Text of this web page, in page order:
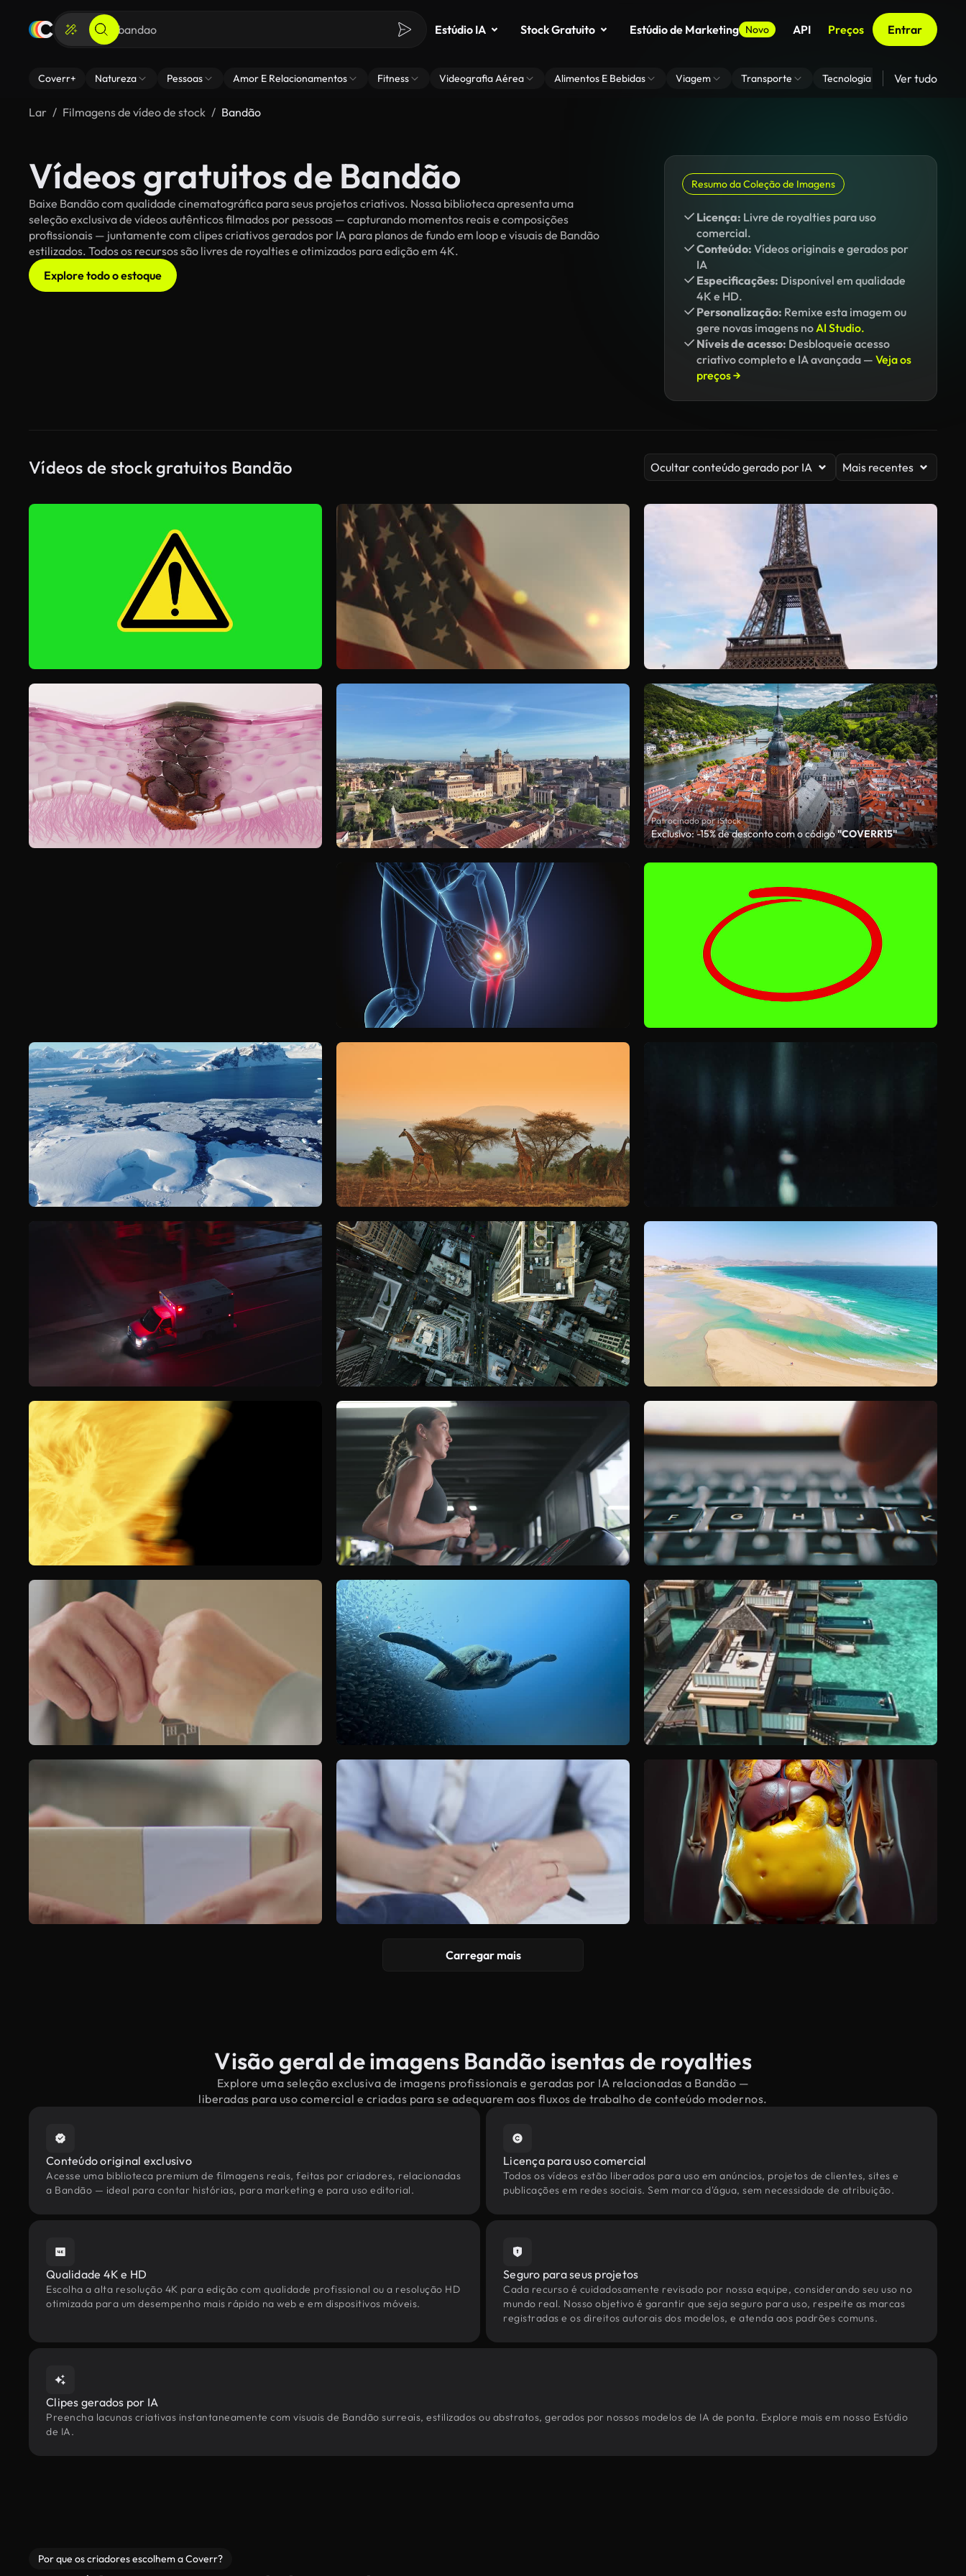
Estúdio IA Stock Gratuito Estúdio de Marketing Novo API Preços Entrar
Coverr+ Natureza Pessoas Amor E Relacionamentos Fitness Videografia Aérea Alimentos E Bebidas Viagem Transporte Tecnologia Zoom De
Ver tudo
Lar Filmagens de vídeo de stock Bandão
Vídeos gratuitos de Bandão
Baixe Bandão com qualidade cinematográfica para seus projetos criativos. Nossa biblioteca apresenta uma
seleção exclusiva de vídeos autênticos filmados por pessoas — capturando momentos reais e composições
profissionais — juntamente com clipes criativos gerados por IA para planos de fundo em loop e visuais de Bandão
estilizados. Todos os recursos são livres de royalties e otimizados para edição em 4K.
Explore todo o estoque
Resumo da Coleção de Imagens
Licença: Livre de royalties para uso
comercial.
Conteúdo: Vídeos originais e gerados por
IA
Especificações: Disponível em qualidade
4K e HD.
Personalização: Remixe esta imagem ou
gere novas imagens noAI Studio.
Níveis de acesso: Desbloqueie acesso
criativo completo e IA avançada — Veja os
preços →
Vídeos de stock gratuitos Bandão Ocultar conteúdo gerado por IA Mais recentes
Patrocinado por iStock
Exclusivo: -15% de desconto com o código"COVERR15"
Carregar mais
Visão geral de imagens Bandão isentas de royalties
Explore uma seleção exclusiva de imagens profissionais e geradas por IA relacionadas a Bandão —
liberadas para uso comercial e criadas para se adequarem aos fluxos de trabalho de conteúdo modernos.
Conteúdo original exclusivo
Acesse uma biblioteca premium de filmagens reais, feitas por criadores, relacionadas
a Bandão — ideal para contar histórias, para marketing e para uso editorial.
Licença para uso comercial
Todos os vídeos estão liberados para uso em anúncios, projetos de clientes, sites e
publicações em redes sociais. Sem marca d'água, sem necessidade de atribuição.
Qualidade 4K e HD
Escolha a alta resolução 4K para edição com qualidade profissional ou a resolução HD
otimizada para um desempenho mais rápido na web e em dispositivos móveis.
Seguro para seus projetos
Cada recurso é cuidadosamente revisado por nossa equipe, considerando seu uso no
mundo real. Nosso objetivo é garantir que seja seguro para uso, respeite as marcas
registradas e os direitos autorais dos modelos, e atenda aos padrões comuns.
Clipes gerados por IA
Preencha lacunas criativas instantaneamente com visuais de Bandão surreais, estilizados ou abstratos, gerados por nossos modelos de IA de ponta. Explore mais em nosso Estúdio
de IA.
Por que os criadores escolhem a Coverr?